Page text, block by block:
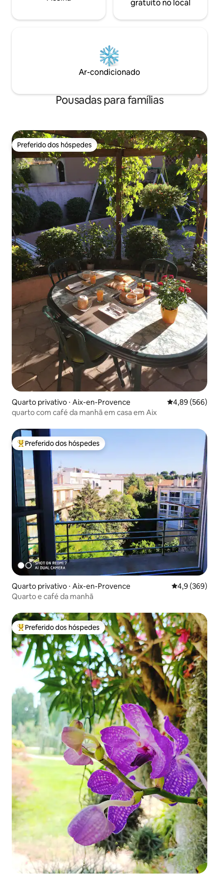
gratuito no local
Ar-condicionado
Pousadas para famílias
Preferido dos hóspedes
Preferido dos hóspedes
Quarto privativo ⋅ Aix-en-Provence 4,89 de uma
4,89 (566)
quarto com café da manhã em casa em Aix
Entre os melhores preferidos dos hóspedes
Preferido dos hóspedes
Quarto privativo ⋅ Aix-en-Provence 4,9 de uma
4,9 (369)
Quarto e café da manhã
Entre os melhores preferidos dos hóspedes
Preferido dos hóspedes